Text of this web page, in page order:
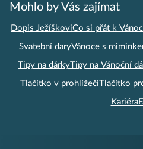
Mohlo by Vás zajímat
Dopis JežíškoviCo si přát k
Svatební daryVánoce s
Tipy na dárkyTipy na Vánoční
Tlačítko v prohlížečiTlačítko
Kariéra